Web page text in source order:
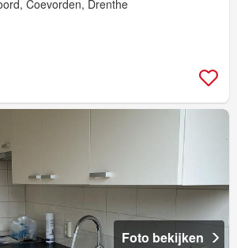
Coevorden, Drenthe
Foto bekijken